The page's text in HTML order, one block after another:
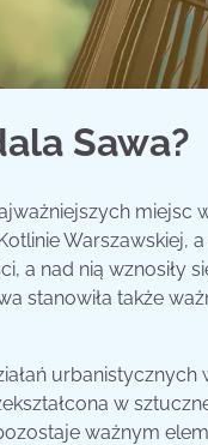
Sawa?
miejsc
Warszawskiej,
a nad nią
stanowiła także
w
ważnym